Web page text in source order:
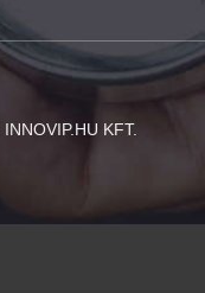
INNOVIP.HU KFT.